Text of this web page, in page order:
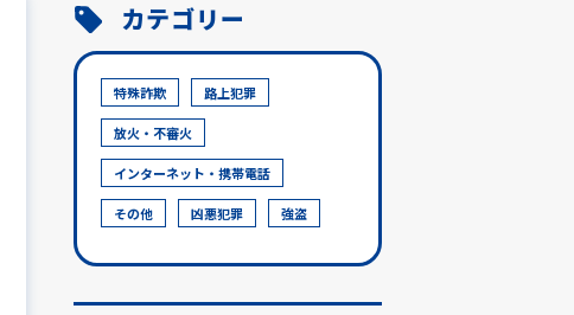
カテゴリー
特殊詐欺 路上犯罪
放火・不審火
インターネット・携帯電話
その他 凶悪犯罪 強盗